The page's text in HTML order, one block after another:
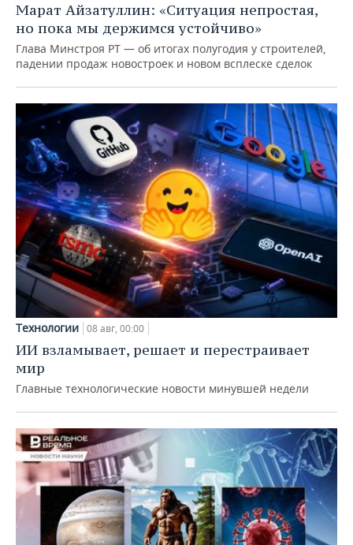
Марат Айзатуллин: «Ситуация непростая,
но пока мы держимся устойчиво»
Глава Минстроя РТ — об итогах полугодия у строителей,
падении продаж новостроек и новом всплеске сделок
Технологии 08 авг, 00:00
ИИ взламывает, решает и перестраивает
мир
Главные технологические новости минувшей недели